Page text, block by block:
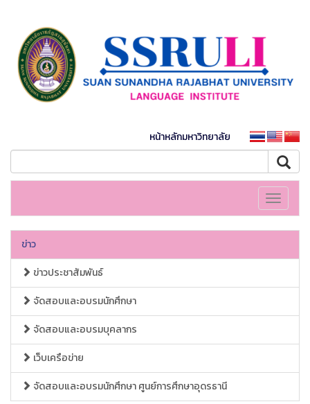
หน้าหลักมหาวิทยาลัย
Toggle
ข่าว
ข่าวประชาสัมพันธ์
จัดสอบและอบรมนักศึกษา
จัดสอบและอบรมบุคลากร
เว็บเครือข่าย
จัดสอบและอบรมนักศึกษา ศูนย์การศึกษาอุดรธานี